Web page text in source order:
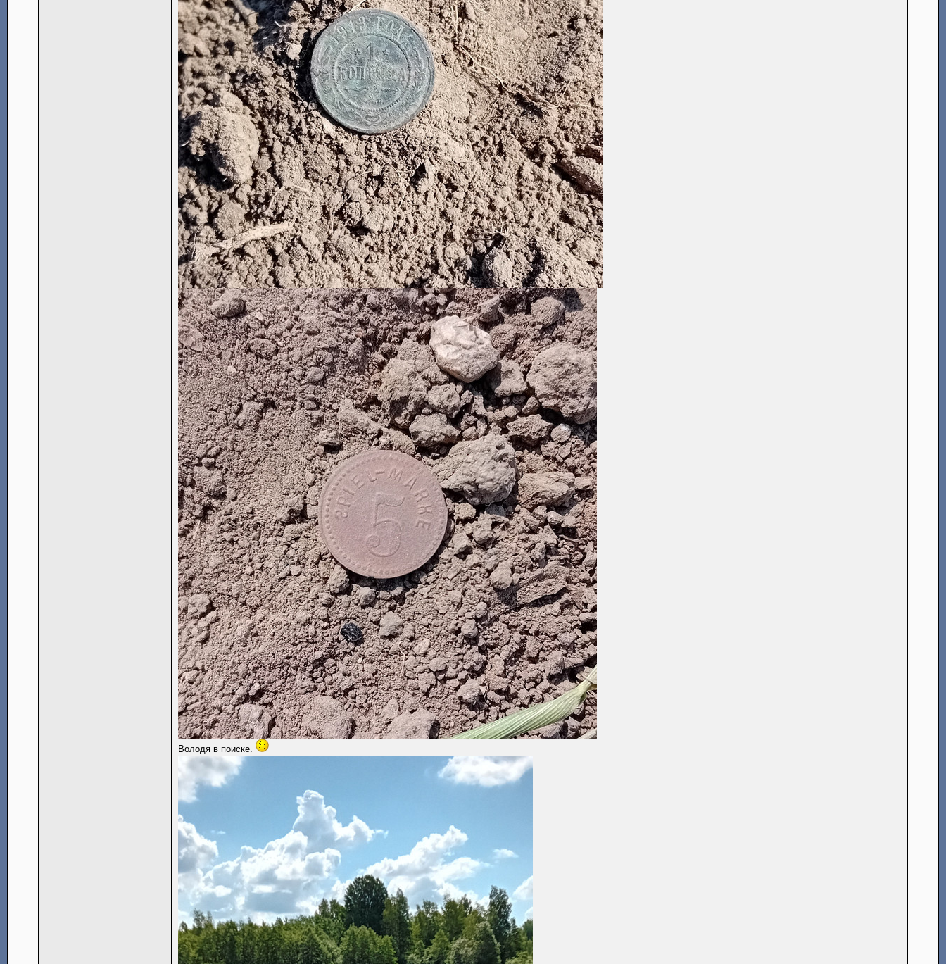
Володя в поиске.